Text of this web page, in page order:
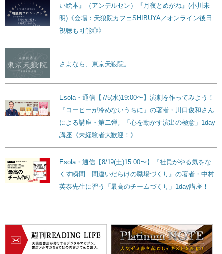
い絵本』（アンデルセン）『月夜とめがね』(小川未
明)《会場：天狼院カフェSHIBUYA／オンライン後日
視聴も可能◎》
さよなら、東京天狼院。
Esola・通信【7/5(水)19:00〜】演劇を作ってみよう！
『コーヒーが冷めないうちに』の著者・川口俊和さん
による講座・第二弾。「心を動かす演出の極意」1day
講座《未経験者大歓迎！》
Esola・通信【8/19(土)15:00〜】『社員がやる気をな
くす瞬間 間違いだらけの職場づくり』の著者・中村
英泰先生に習う「最高のチームづくり」1day講座！